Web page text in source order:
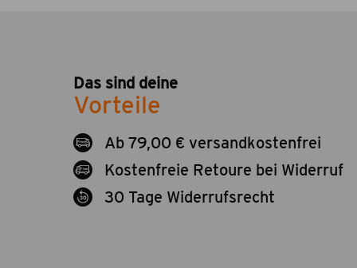
Das sind deine
Vorteile
Ab 79,00 € versandkostenfrei
Kostenfreie Retoure bei Widerruf
30 Tage Widerrufsrecht